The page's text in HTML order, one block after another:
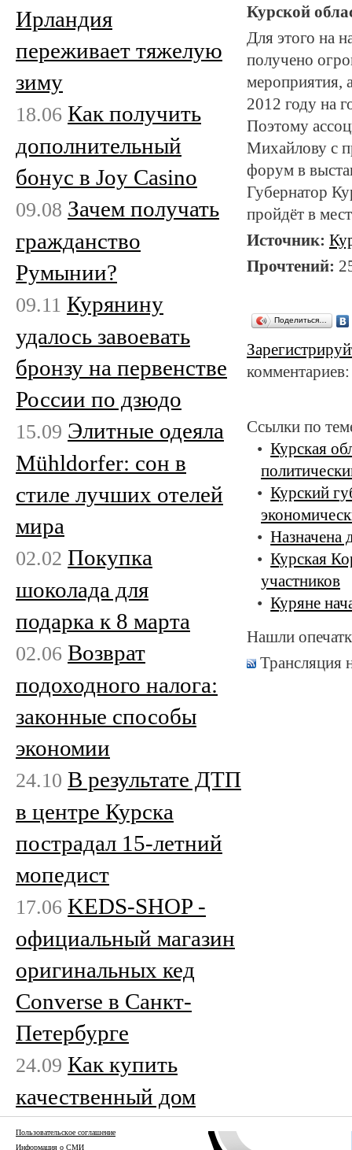
Курской
Для этого на
получено
мероприятия,
2012 году на
Поэтому
Михайлову с
форум в
Губернатор
пройдёт в
Источник:
Прочтений:
Поделиться…
Ссылки по
Курская
Курский
Назначена
Курская
участников
Куряне
Нашли
Трансляция
Ирландия
переживает тяжелую
зиму
18.06 Как получить
дополнительный
бонус в Joy Casino
09.08 Зачем получать
гражданство
Румынии?
09.11 Курянину
удалось завоевать
бронзу на первенстве
России по дзюдо
15.09 Элитные одеяла
Mühldorfer: сон в
стиле лучших отелей
мира
02.02 Покупка
шоколада для
подарка к 8 марта
02.06 Возврат
подоходного налога:
законные способы
экономии
24.10 В результате ДТП
в центре Курска
пострадал 15-летний
мопедист
17.06 KEDS-SHOP -
официальный магазин
оригинальных кед
Converse в Санкт-
Петербурге
24.09 Как купить
качественный дом
Пользовательское соглашение
Информация о СМИ